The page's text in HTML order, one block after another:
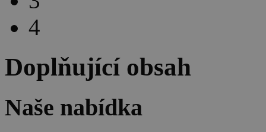
4
Doplňující obsah
Naše nabídka